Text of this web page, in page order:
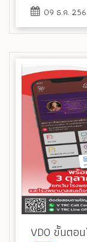
09 ธ.ค.
VDO ขั้นตอ